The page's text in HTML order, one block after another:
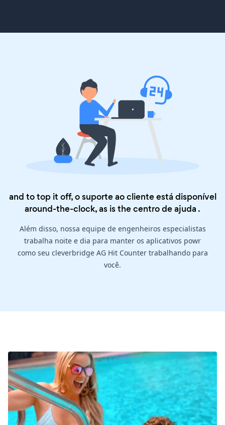
and to top it off, o suporte ao cliente está disponível
around-the-clock, as is thecentro de ajuda .
Além disso, nossa equipe de engenheiros especialistas
trabalha noite e dia para manter os aplicativos powr
como seu cleverbridge AG Hit Counter trabalhando para
você.